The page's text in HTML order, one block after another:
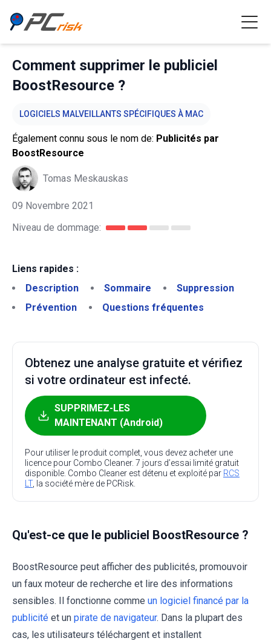
Comment supprimer le publiciel
BoostResource ?
LOGICIELS MALVEILLANTS SPÉCIFIQUES À MAC
Également connu sous le nom de: Publicités par
BoostResource
Tomas Meskauskas
09 Novembre 2021
Niveau de dommage:
Liens rapides :
Description
Sommaire
Suppression
Prévention
Questions fréquentes
Obtenez une analyse gratuite et vérifiez
si votre ordinateur est infecté.
SUPPRIMEZ-LES
MAINTENANT (Android)
Pour utiliser le produit complet, vous devez acheter une
licence pour Combo Cleaner. 7 jours d’essai limité gratuit
disponible. Combo Cleaner est détenu et exploité par RCS
LT, la société mère de PCRisk.
Qu'est-ce que le publiciel BoostResource ?
BoostResource peut afficher des publicités, promouvoir
un faux moteur de recherche et lire des informations
sensibles. Il fonctionne comme un logiciel financé par la
publicité et un pirate de navigateur. Dans la plupart des
cas, les utilisateurs téléchargent et installent